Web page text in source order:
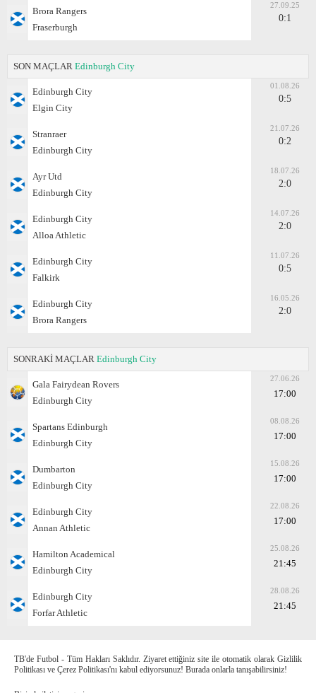
Brora Rangers
Fraserburgh
27.09.25
0:1
SON MAÇLAR Edinburgh City
Edinburgh City
Elgin City
01.08.26
0:5
Stranraer
Edinburgh City
21.07.26
0:2
Ayr Utd
Edinburgh City
18.07.26
2:0
Edinburgh City
Alloa Athletic
14.07.26
2:0
Edinburgh City
Falkirk
11.07.26
0:5
Edinburgh City
Brora Rangers
16.05.26
2:0
SONRAKİ MAÇLAR Edinburgh City
Gala Fairydean Rovers
Edinburgh City
27.06.26
17:00
Spartans Edinburgh
Edinburgh City
08.08.26
17:00
Dumbarton
Edinburgh City
15.08.26
17:00
Edinburgh City
Annan Athletic
22.08.26
17:00
Hamilton Academical
Edinburgh City
25.08.26
21:45
Edinburgh City
Forfar Athletic
28.08.26
21:45
TB'de Futbol - Tüm Hakları Saklıdır. Ziyaret ettiğiniz site ile otomatik olarak Gizlilik
Politikası ve Çerez Politikası'nı kabul ediyorsunuz! Burada onlarla tanışabilirsiniz!